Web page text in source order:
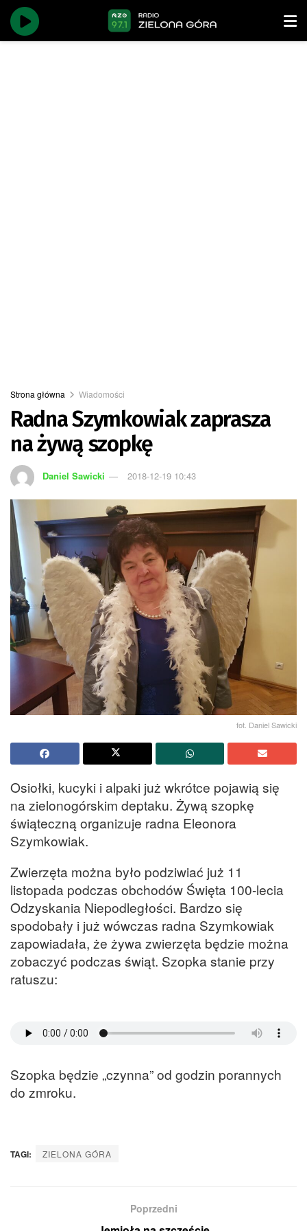
Strona główna Wiadomości
Radna Szymkowiak zaprasza
na żywą szopkę
Daniel Sawicki 2018-12-19 10:43
fot. Daniel Sawicki
Osiołki, kucyki i alpaki już wkrótce pojawią się
na zielonogórskim deptaku. Żywą szopkę
świąteczną organizuje radna Eleonora
Szymkowiak.
Zwierzęta można było podziwiać już 11
listopada podczas obchodów Święta 100-lecia
Odzyskania Niepodległości. Bardzo się
spodobały i już wówczas radna Szymkowiak
zapowiadała, że żywa zwierzęta będzie można
zobaczyć podczas świąt. Szopka stanie przy
ratuszu:
Szopka będzie „czynna” od godzin porannych
do zmroku.
TAGI: ZIELONA GÓRA
Poprzedni